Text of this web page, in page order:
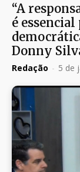
“A
é
Donny
Redação - 5 de